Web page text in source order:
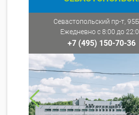
Севастопольский пр-т, 95Б
Ежедневно с 8:00 до
+7 (495) 150-70-36